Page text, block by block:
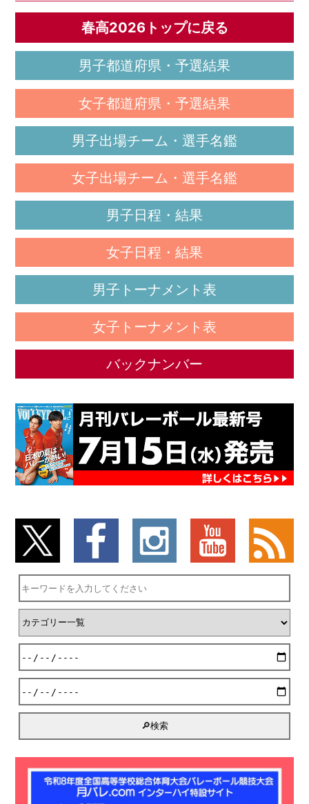
春高2026トップに戻る
男子都道府県・予選結果
女子都道府県・予選結果
男子出場チーム・選手名鑑
女子出場チーム・選手名鑑
男子日程・結果
女子日程・結果
男子トーナメント表
女子トーナメント表
バックナンバー